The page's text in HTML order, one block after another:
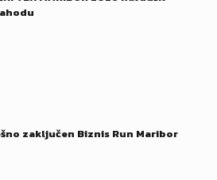
zaključen Biznis Run Maribor